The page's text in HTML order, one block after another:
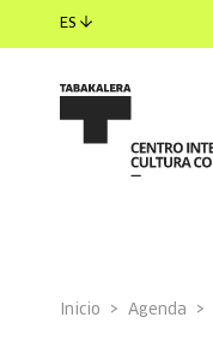
ES
Inicio Agenda